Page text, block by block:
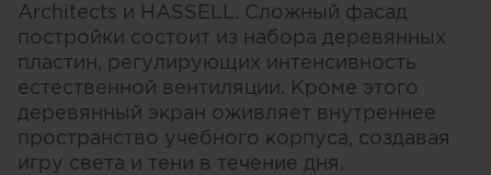
Architects и HASSELL. Сложный фасад
постройки состоит из набора деревянных
пластин, регулирующих интенсивность
естественной вентиляции. Кроме этого
деревянный экран оживляет внутреннее
пространство учебного корпуса, создавая
игру света и тени в течение дня.